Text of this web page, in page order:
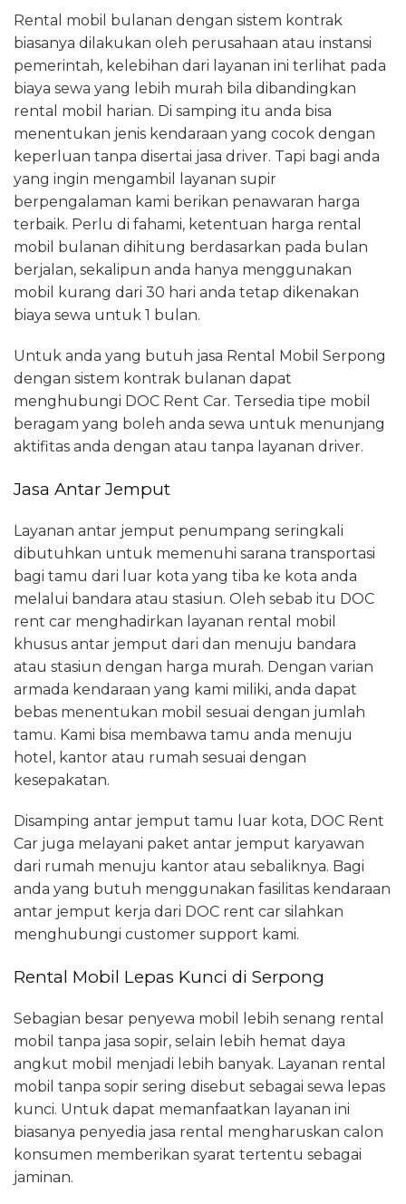
Rental mobil bulanan dengan sistem kontrak
biasanya dilakukan oleh perusahaan atau instansi
pemerintah, kelebihan dari layanan ini terlihat pada
biaya sewa yang lebih murah bila dibandingkan
rental mobil harian. Di samping itu anda bisa
menentukan jenis kendaraan yang cocok dengan
keperluan tanpa disertai jasa driver. Tapi bagi anda
yang ingin mengambil layanan supir
berpengalaman kami berikan penawaran harga
terbaik. Perlu di fahami, ketentuan harga rental
mobil bulanan dihitung berdasarkan pada bulan
berjalan, sekalipun anda hanya menggunakan
mobil kurang dari 30 hari anda tetap dikenakan
biaya sewa untuk 1 bulan.
Untuk anda yang butuh jasa Rental Mobil Serpong
dengan sistem kontrak bulanan dapat
menghubungi DOC Rent Car. Tersedia tipe mobil
beragam yang boleh anda sewa untuk menunjang
aktifitas anda dengan atau tanpa layanan driver.
Jasa Antar Jemput
Layanan antar jemput penumpang seringkali
dibutuhkan untuk memenuhi sarana transportasi
bagi tamu dari luar kota yang tiba ke kota anda
melalui bandara atau stasiun. Oleh sebab itu DOC
rent car menghadirkan layanan rental mobil
khusus antar jemput dari dan menuju bandara
atau stasiun dengan harga murah. Dengan varian
armada kendaraan yang kami miliki, anda dapat
bebas menentukan mobil sesuai dengan jumlah
tamu. Kami bisa membawa tamu anda menuju
hotel, kantor atau rumah sesuai dengan
kesepakatan.
Disamping antar jemput tamu luar kota, DOC Rent
Car juga melayani paket antar jemput karyawan
dari rumah menuju kantor atau sebaliknya. Bagi
anda yang butuh menggunakan fasilitas kendaraan
antar jemput kerja dari DOC rent car silahkan
menghubungi customer support kami.
Rental Mobil Lepas Kunci di Serpong
Sebagian besar penyewa mobil lebih senang rental
mobil tanpa jasa sopir, selain lebih hemat daya
angkut mobil menjadi lebih banyak. Layanan rental
mobil tanpa sopir sering disebut sebagai sewa lepas
kunci. Untuk dapat memanfaatkan layanan ini
biasanya penyedia jasa rental mengharuskan calon
konsumen memberikan syarat tertentu sebagai
jaminan.